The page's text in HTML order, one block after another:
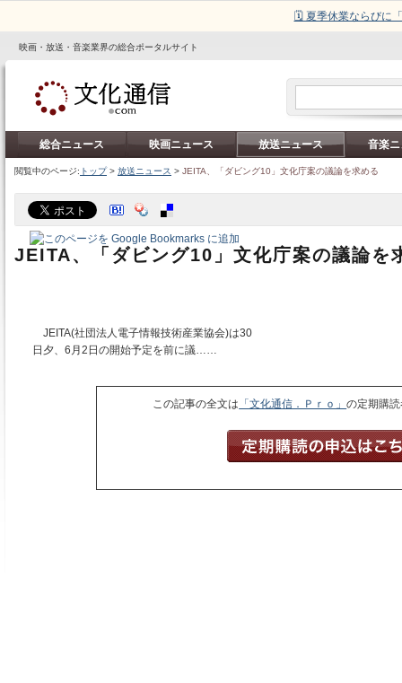
🗓️ 夏季休業ならびに
映画・放送・音楽業界の総合ポータルサイト
総合ニュース 映画ニュース 放送ニュース 音楽
閲覧中のページ: トップ> 放送ニュース > JEITA、「ダビング10」文化庁案の議論を求める
JEITA、「ダビング10」文化庁案の議論を
JEITA(社団法人電子情報技術産業協会)は30
日夕、6月2日の開始予定を前に議……
この記事の全文は 「文化通信．Ｐｒｏ」の定期購